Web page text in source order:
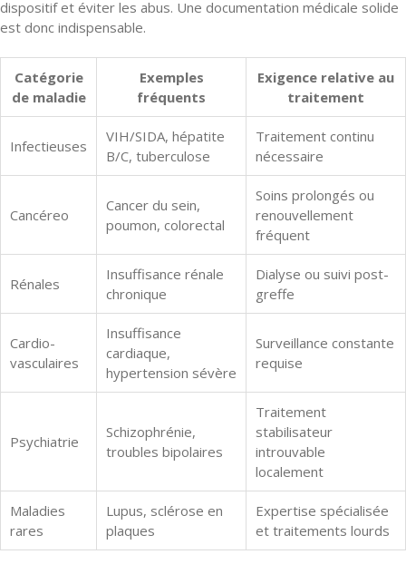
dispositif et éviter les abus. Une documentation médicale solide
est donc indispensable.
Catégorie
de maladie
Exemples
fréquents
Exigence relative au
traitement
Infectieuses
VIH/SIDA, hépatite
B/C, tuberculose
Traitement continu
nécessaire
Cancéreo
Cancer du sein,
poumon, colorectal
Soins prolongés ou
renouvellement
fréquent
Rénales
Insuffisance rénale
chronique
Dialyse ou suivi post-
greffe
Cardio-
vasculaires
Insuffisance
cardiaque,
hypertension sévère
Surveillance constante
requise
Psychiatrie
Schizophrénie,
troubles bipolaires
Traitement
stabilisateur
introuvable
localement
Maladies
rares
Lupus, sclérose en
plaques
Expertise spécialisée
et traitements lourds